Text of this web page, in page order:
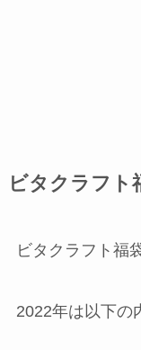
ビタクラフト
ビタクラフト福
2022年は以下の